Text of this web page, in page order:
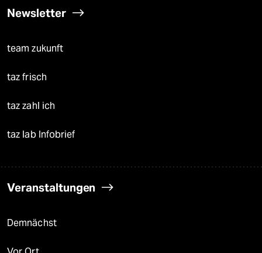
Newsletter
team zukunft
taz frisch
taz zahl ich
taz lab Infobrief
Veranstaltungen
Demnächst